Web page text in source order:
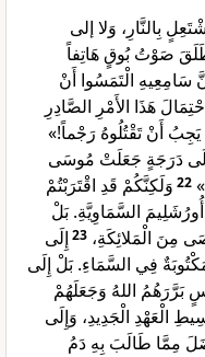
بِالنَّارِ، وَلا إلى
صَوْتُ بُوقٍ هَاتِفاً
الْتَمَسُوا أَنْ
هَذَا الأَمْرِ الصَّادِرِ
أَنْ تَقْتُلُوهُ رَجْماً!»
إِلَى دَرَجَةٍ جَعَلَتْ مُوسَى
22 وَلَكِنَّكُمْ قَدِ اقْتَرَبْتُمْ
السَّمَاوِيَّةِ. بَلْ
مِنَ الْمَلائِكَةِ، 23 إِلَى
فِي السَّمَاءِ. بَلْ إِلَى
بَرَّرَهُمُ اللهُ وَجَعَلَهُمْ
الْعَهْدِ الْجَدِيدِ، وَإِلَى
مِمَّا طَالَبَ بِهِ دَمُ